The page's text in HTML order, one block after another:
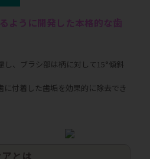
ように開発した本格的な歯
し、ブラシ部は柄に対して15°傾斜
付着した歯垢を効果的に除去でき
とは